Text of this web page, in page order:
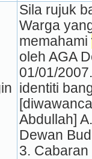
Sila rujuk
Warga
memahami
oleh AGA
01/01/
identiti
Abdullah]
Dewan
3.